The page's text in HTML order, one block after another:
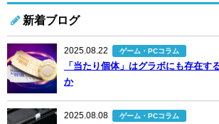
新着ブログ
2025.08.22 ゲーム・PCコラム
「当たり個体」はグラボにも存在す
か
2025.08.08 ゲーム・PCコラム